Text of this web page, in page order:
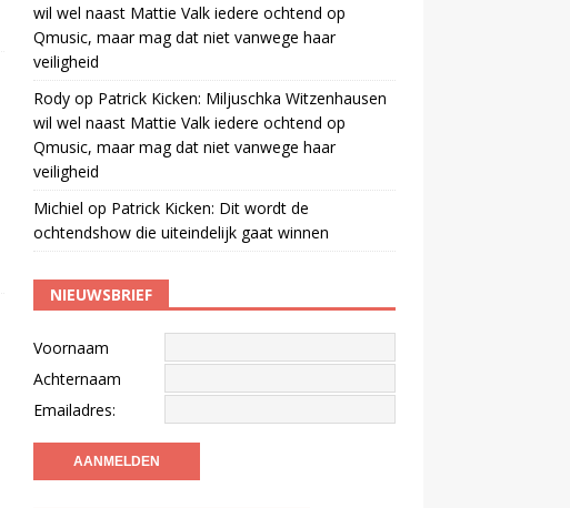
wil wel naast Mattie Valk iedere ochtend op
Qmusic, maar mag dat niet vanwege haar
veiligheid
Rodyop Patrick Kicken: Miljuschka Witzenhausen
wil wel naast Mattie Valk iedere ochtend op
Qmusic, maar mag dat niet vanwege haar
veiligheid
Michiel op Patrick Kicken: Dit wordt de
ochtendshow die uiteindelijk gaat winnen
NIEUWSBRIEF
Voornaam
Achternaam
Emailadres: